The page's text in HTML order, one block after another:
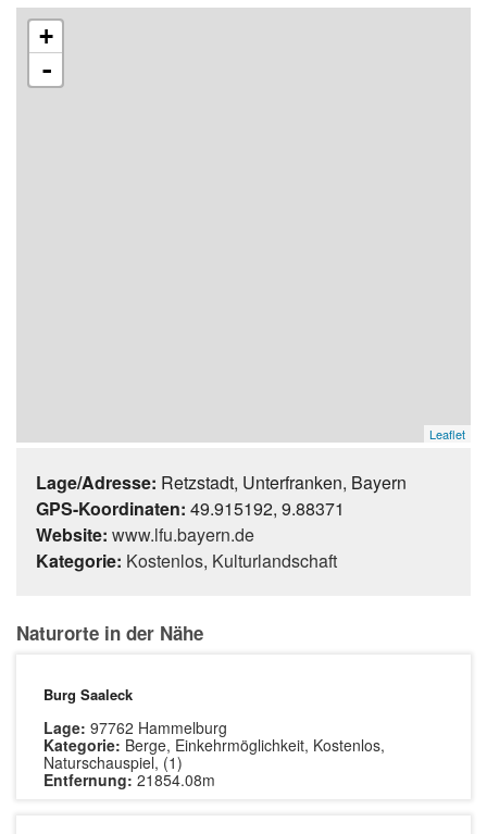
+
-
Leaflet
Lage/Adresse: Retzstadt, Unterfranken, Bayern
GPS-Koordinaten: 49.915192, 9.88371
Website: www.lfu.bayern.de
Kategorie: Kostenlos, Kulturlandschaft
Naturorte in der Nähe
Burg Saaleck
Lage: 97762 Hammelburg
Kategorie: Berge, Einkehrmöglichkeit, Kostenlos,
Naturschauspiel, (1)
Entfernung: 21854.08m